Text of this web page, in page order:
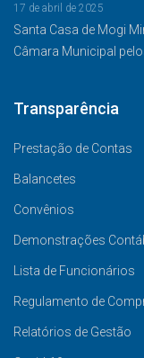
Santa Casa de Mogi
Câmara Municipal
17 de abril de 2025
Transparência
Prestação de Contas
Balancetes
Convênios
Demonstrações
Lista de Funcionários
Regulamento de
Relatórios de Gestão